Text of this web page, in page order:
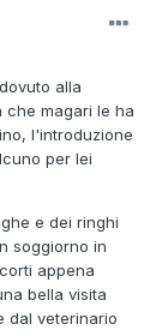
alla
che magari le ha
l'introduzione
per lei
e dei ringhi
soggiorno in
appena
bella visita
dal veterinario